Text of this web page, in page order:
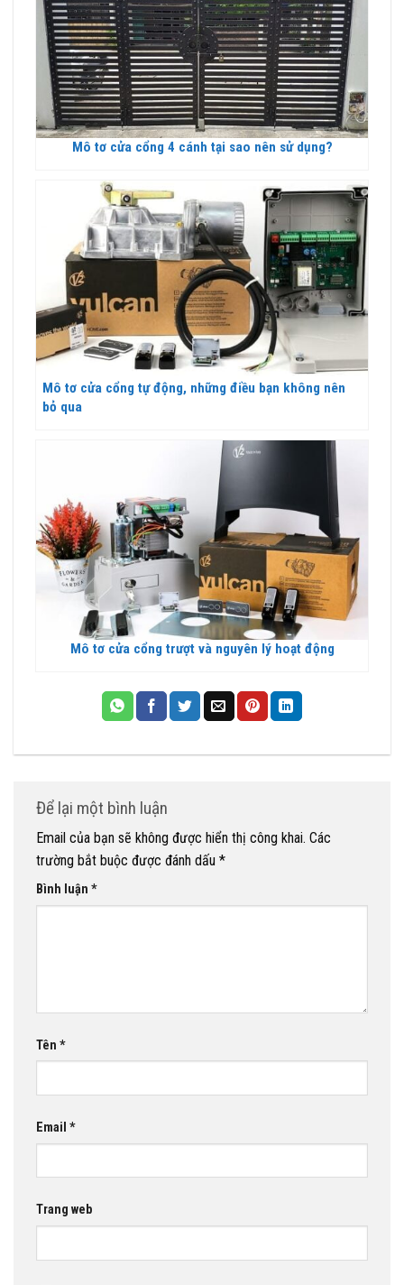
Mô tơ cửa cổng 4 cánh tại sao nên sử dụng?
Mô tơ cửa cổng tự động, những điều bạn không nên
bỏ qua
Mô tơ cửa cổng trượt và nguyên lý hoạt động
Để lại một bình luận
Email của bạn sẽ không được hiển thị công khai. Các
trường bắt buộc được đánh dấu *
Bình luận *
Tên *
Email *
Trang web